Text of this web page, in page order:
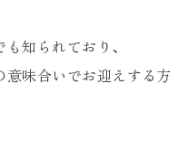
知られており、
味合いでお迎えする方